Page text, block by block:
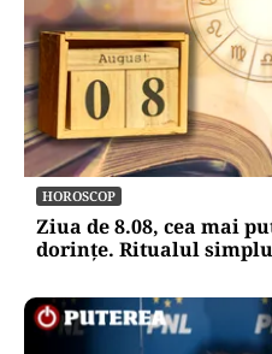
HOROSCOP
Ziua de 8.08, cea mai
dorințe. Ritualul